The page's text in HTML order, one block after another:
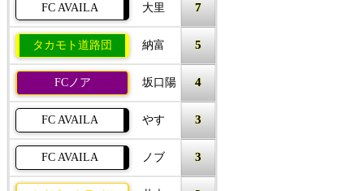
FC AVAILA 大里 7
タカモト道路団 納富 5
FCノア 坂口陽 4
FC AVAILA やす 3
FC AVAILA ノブ 3